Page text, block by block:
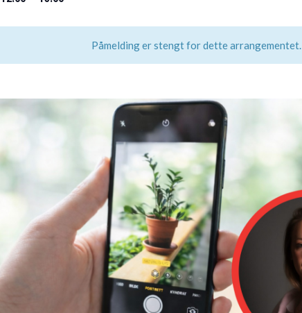
Påmelding er stengt for dette arrangementet.